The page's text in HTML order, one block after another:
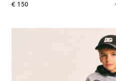
€ 150
original price